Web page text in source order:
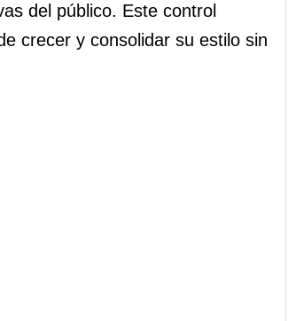
del público. Este control
crecer y consolidar su estilo sin